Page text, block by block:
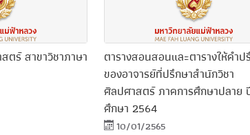
ร์ สาขาวิชาภาษา
ตารางสอนสอนและตารางให้คำป
ของอาจารย์ที่ปรึกษาสำนักวิชา
ศิลปศาสตร์ ภาคการศึกษาปลาย
ศึกษา 2564
10/01/2565